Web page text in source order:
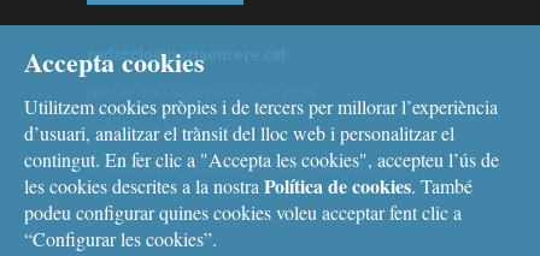
redaccio@portaenrere.cat
Telèfon: 626 26 19 93
Missatgeria: Whatsapp, Telegram i Signal
Accepta cookies
Utilitzem cookies pròpies i de tercers per millorar l’experiència
d’usuari, analitzar el trànsit del lloc web i personalitzar el
contingut. En fer clic a "Accepta les cookies", accepteu l’ús de
les cookies descrites a la nostra Política de cookies. També
podeu configurar quines cookies voleu acceptar fent clic a
“Configurar les cookies”.